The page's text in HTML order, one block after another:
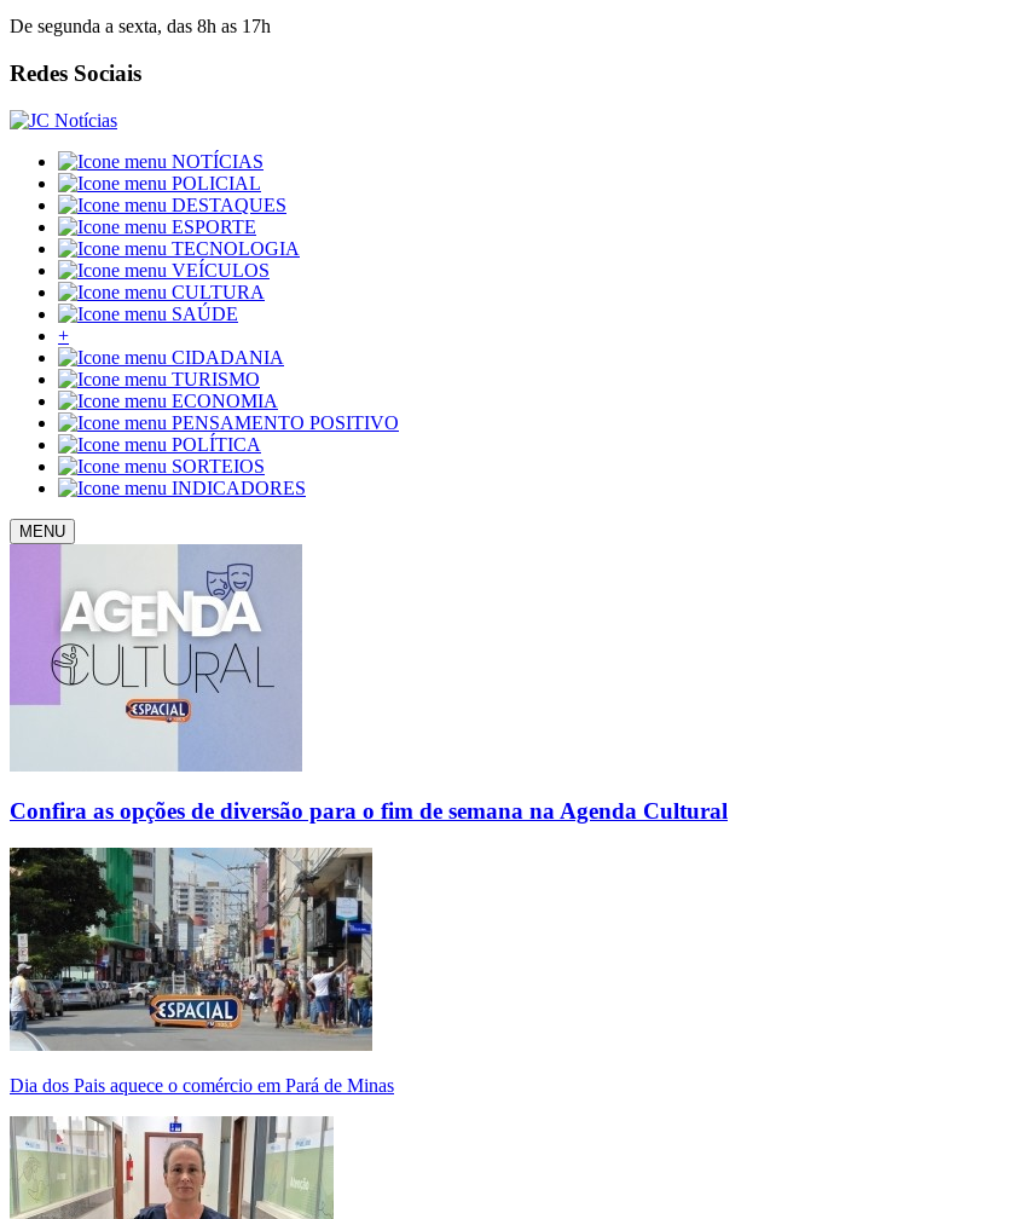
De segunda a sexta, das 8h as 17h
Redes Sociais
NOTÍCIAS
POLICIAL
DESTAQUES
ESPORTE
TECNOLOGIA
VEÍCULOS
CULTURA
SAÚDE
+
CIDADANIA
TURISMO
ECONOMIA
PENSAMENTO POSITIVO
POLÍTICA
SORTEIOS
INDICADORES
MENU
Confira as opções de diversão para o fim de semana na Agenda Cultural
Dia dos Pais aquece o comércio em Pará de Minas